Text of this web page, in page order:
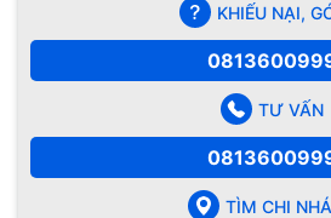
KHIẾU NẠI,
TƯ VẤN
TÌM CHI